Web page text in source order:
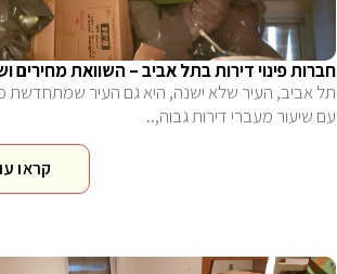
חברות פינוי דירות בתל אביב – השוואת מחירים
תל אביב, העיר שלא ישנה, היא גם העיר שמתחדשת
עם שיעור מעברי דירות גבוה,..
קראו